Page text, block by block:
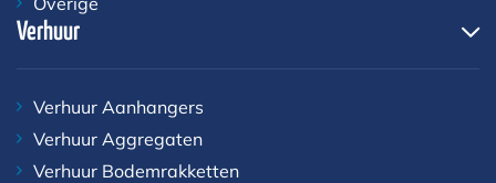
Verhuur
Verhuur Aanhangers
Verhuur Aggregaten
Verhuur Bodemrakketten